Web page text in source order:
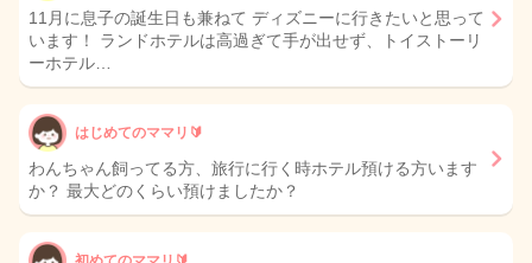
11月に息子の誕生日も兼ねて ディズニーに行きたいと思って
います！ ランドホテルは高過ぎて手が出せず、トイストーリ
ーホテル…
はじめてのママリ🔰
わんちゃん飼ってる方、旅行に行く時ホテル預ける方います
か？ 最大どのくらい預けましたか？